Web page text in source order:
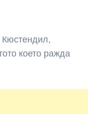
което ражда